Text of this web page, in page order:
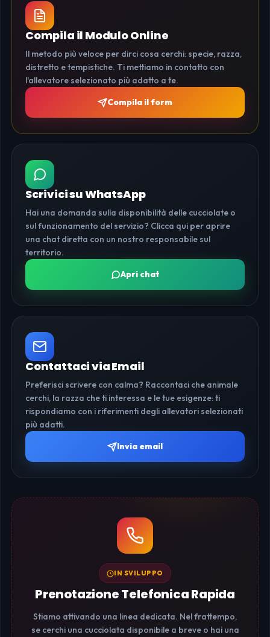
Compila il Modulo Online
Il metodo più veloce per dirci cosa cerchi: specie, razza,
distretto e tempistiche. Ti mettiamo in contatto con
l'allevatore selezionato più adatto a te.
Compila il form
Scrivici su WhatsApp
Hai una domanda sulla disponibilità delle cucciolate o
sul funzionamento del servizio? Clicca qui per aprire
una chat diretta con un nostro responsabile sul
territorio.
Apri chat
Contattaci via Email
Preferisci scrivere con calma? Raccontaci che animale
cerchi, la razza che ti interessa e le tue esigenze: ti
rispondiamo con i riferimenti degli allevatori selezionati
più adatti.
Invia email
IN SVILUPPO
Prenotazione Telefonica Rapida
Stiamo attivando una linea dedicata. Nel frattempo,
se cerchi una cucciolata disponibile a breve o hai una